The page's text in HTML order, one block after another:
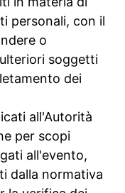
personali, con il
o
soggetti
dei
all'Autorità
per scopi
all'evento,
dalla normativa